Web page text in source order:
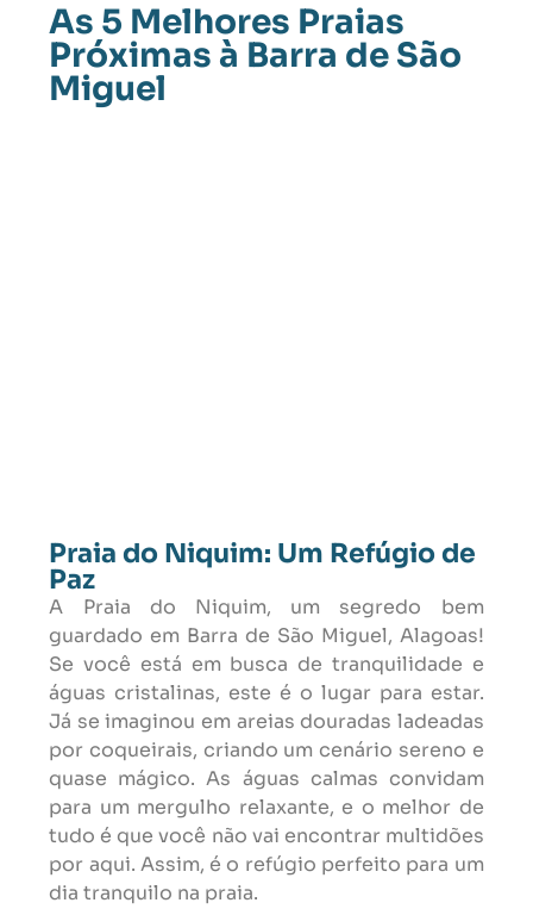
As 5 Melhores Praias
Próximas à Barra de São
Miguel
Praia do Niquim: Um Refúgio de
Paz
A Praia do Niquim, um segredo bem
guardado em Barra de São Miguel, Alagoas!
Se você está em busca de tranquilidade e
águas cristalinas, este é o lugar para estar.
Já se imaginou em areias douradas ladeadas
por coqueirais, criando um cenário sereno e
quase mágico. As águas calmas convidam
para um mergulho relaxante, e o melhor de
tudo é que você não vai encontrar multidões
por aqui. Assim, é o refúgio perfeito para um
dia tranquilo na praia.